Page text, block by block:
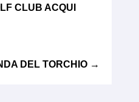
CLUB ACQUI
DEL TORCHIO →